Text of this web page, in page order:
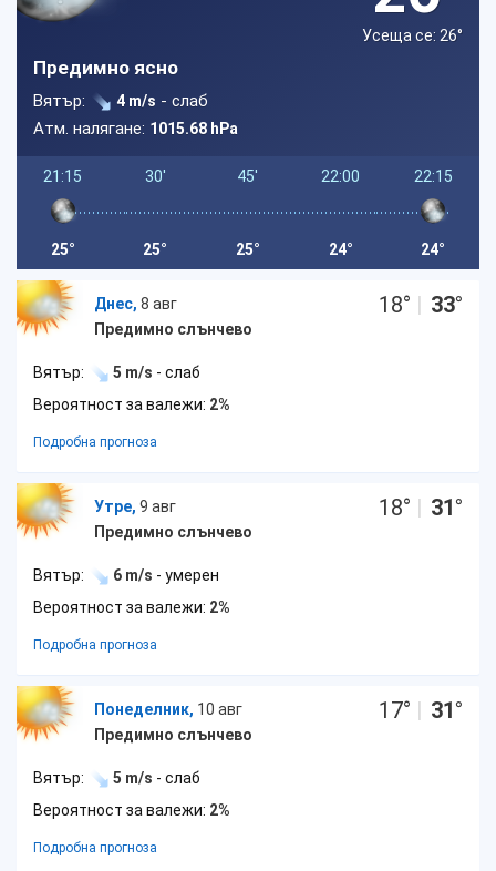
Усеща се: 26°
Предимно ясно
Вятър: 4 m/s - слаб
Атм. налягане: 1015.68 hPa
21:15
25°
30'
25°
45'
25°
22:00
24°
22:15
24°
Днес, 8 авг
Предимно слънчево
18° | 33°
Вятър: 5 m/s - слаб
Вероятност за валежи: 2%
Подробна прогноза
Утре, 9 авг
Предимно слънчево
18° | 31°
Вятър: 6 m/s - умерен
Вероятност за валежи: 2%
Подробна прогноза
Понеделник, 10 авг
Предимно слънчево
17° | 31°
Вятър: 5 m/s - слаб
Вероятност за валежи: 2%
Подробна прогноза